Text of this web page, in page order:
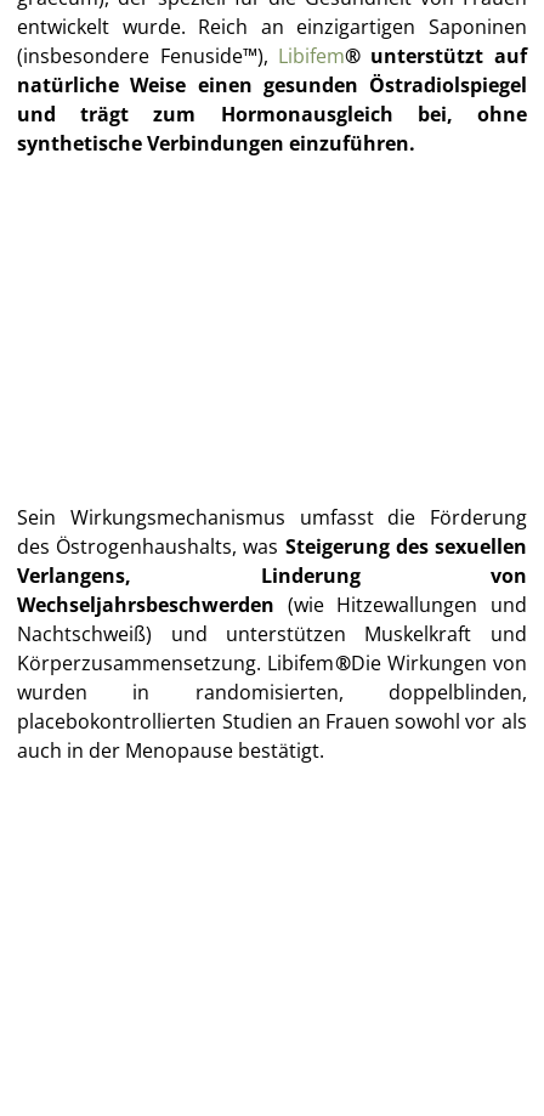
entwickelt wurde. Reich an einzigartigen Saponinen
(insbesondere Fenuside™), Libifem® unterstützt auf
natürliche Weise einen gesunden Östradiolspiegel
und trägt zum Hormonausgleich bei, ohne
synthetische Verbindungen einzuführen.
Sein Wirkungsmechanismus umfasst die Förderung
des Östrogenhaushalts, was Steigerung des sexuellen
Verlangens, Linderung von
Wechseljahrsbeschwerden (wie Hitzewallungen und
Nachtschweiß) und unterstützen Muskelkraft und
Körperzusammensetzung. Libifem®Die Wirkungen von
wurden in randomisierten, doppelblinden,
placebokontrollierten Studien an Frauen sowohl vor als
auch in der Menopause bestätigt.